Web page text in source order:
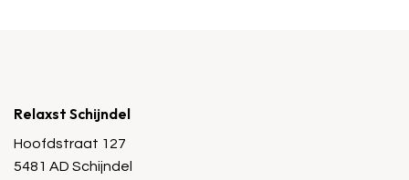
Relaxst Schijndel
Hoofdstraat 127
5481 AD Schijndel